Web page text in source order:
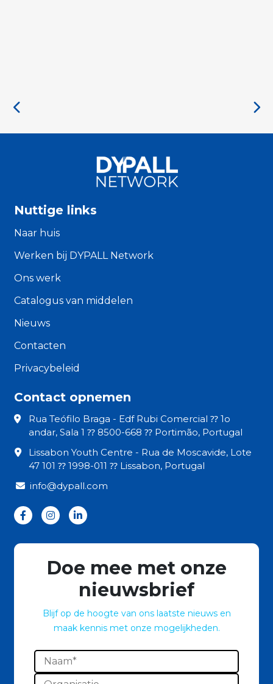
Nuttige links
Naar huis
Werken bij DYPALL Network
Ons werk
Catalogus van middelen
Nieuws
Contacten
Privacybeleid
Contact opnemen
Rua Teófilo Braga - Edf Rubi Comercial ⁇ 1o
andar, Sala 1 ⁇ 8500-668 ⁇ Portimão, Portugal
Lissabon Youth Centre - Rua de Moscavide, Lote
47 101 ⁇ 1998-011 ⁇ Lissabon, Portugal
info@dypall.com
Doe mee met onze
nieuwsbrief
Blijf op de hoogte van ons laatste nieuws en
maak kennis met onze mogelijkheden.